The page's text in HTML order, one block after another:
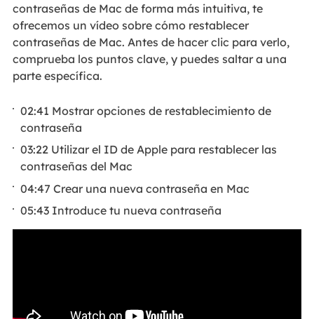
contraseñas de Mac de forma más intuitiva, te
ofrecemos un vídeo sobre cómo restablecer
contraseñas de Mac. Antes de hacer clic para verlo,
comprueba los puntos clave, y puedes saltar a una
parte específica.
02:41 Mostrar opciones de restablecimiento de
contraseña
03:22 Utilizar el ID de Apple para restablecer las
contraseñas del Mac
04:47 Crear una nueva contraseña en Mac
05:43 Introduce tu nueva contraseña